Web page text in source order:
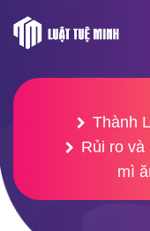
Thành
Rủi ro
mì